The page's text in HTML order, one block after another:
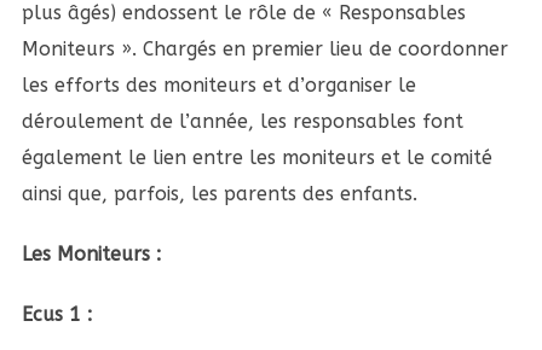
plus âgés) endossent le rôle de « Responsables
Moniteurs ». Chargés en premier lieu de coordonner
les efforts des moniteurs et d’organiser le
déroulement de l’année, les responsables font
également le lien entre les moniteurs et le comité
ainsi que, parfois, les parents des enfants.
Les Moniteurs :
Ecus 1 :